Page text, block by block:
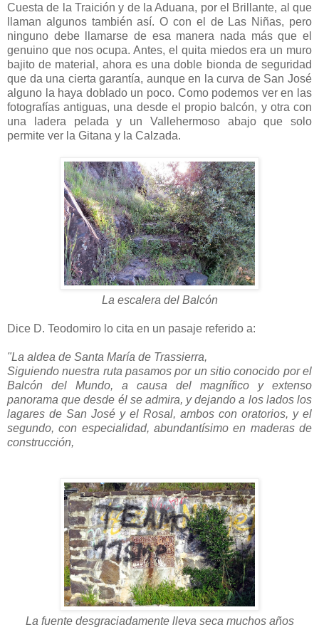
Cuesta de la Traición y de la Aduana, por el Brillante, al que
llaman algunos también así. O con el de Las Niñas, pero
ninguno debe llamarse de esa manera nada más que el
genuino que nos ocupa. Antes, el quita miedos era un muro
bajito de material, ahora es una doble bionda de seguridad
que da una cierta garantía, aunque en la curva de San José
alguno la haya doblado un poco. Como podemos ver en las
fotografías antiguas, una desde el propio balcón, y otra con
una ladera pelada y un Vallehermoso abajo que solo
permite ver la Gitana y la Calzada.
La escalera del Balcón
Dice D. Teodomiro lo cita en un pasaje referido a:
"La aldea de Santa María de Trassierra,
Siguiendo nuestra ruta pasamos por un sitio conocido por el
Balcón del Mundo, a causa del magnífico y extenso
panorama que desde él se admira, y dejando a los lados los
lagares de San José y el Rosal, ambos con oratorios, y el
segundo, con especialidad, abundantísimo en maderas de
construcción,
La fuente desgraciadamente lleva seca muchos años